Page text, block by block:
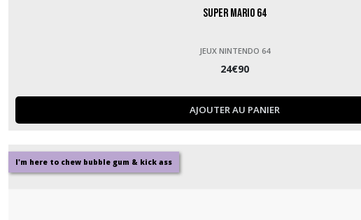
Super Mario 64
JEUX NINTENDO 64
24€90
AJOUTER AU PANIER
I'm here to chew bubble gum & kick ass